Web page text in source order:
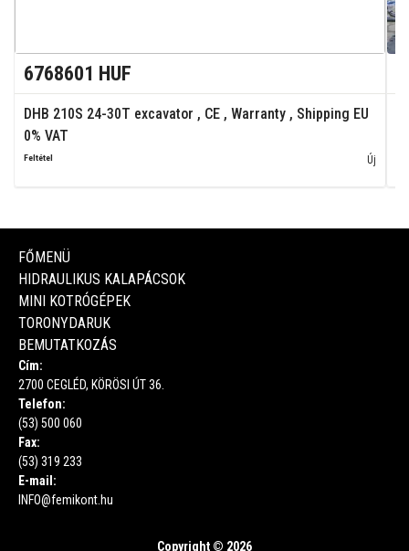
6768601 HUF
DHB 210S 24-30T excavator , CE , Warranty , Shipping EU
0% VAT
Feltétel Új
FŐMENÜ
HIDRAULIKUS KALAPÁCSOK
MINI KOTRÓGÉPEK
TORONYDARUK
BEMUTATKOZÁS
Cím:
2700 CEGLÉD, KÖRÖSI ÚT 36.
Telefon:
(53) 500 060
Fax:
(53) 319 233
E-mail:
INFO@femikont.hu
Copyright © 2026